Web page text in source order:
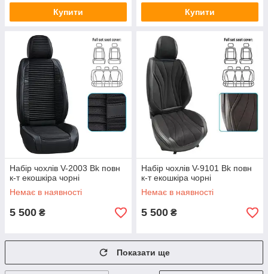
Купити Купити
Набір чохлів V-2003 Bk повн
к-т екошкіра чорні
Немає в наявності
5 500 ₴
Набір чохлів V-9101 Bk повн
к-т екошкіра чорні
Немає в наявності
5 500 ₴
Показати ще